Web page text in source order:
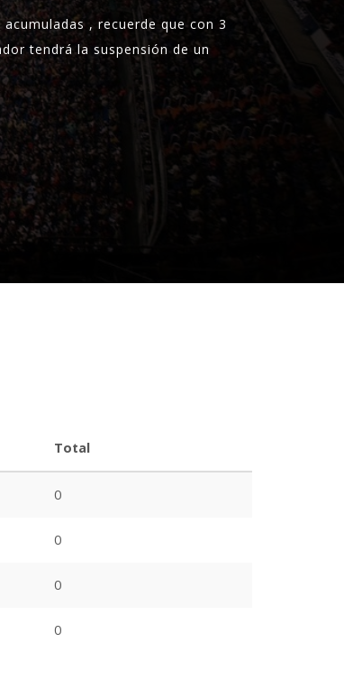
, recuerde que con 3
tendrá la suspensión de un
Total
0
0
0
0